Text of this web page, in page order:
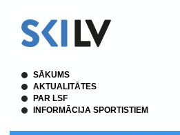
SĀKUMS
AKTUALITĀTES
PAR LSF
INFORMĀCIJA SPORTISTIEM